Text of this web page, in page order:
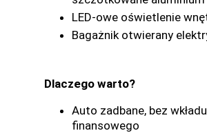
LED-owe oświetlenie
Bagażnik otwierany
Dlaczego warto?
Auto zadbane, bez wkładu
finansowego